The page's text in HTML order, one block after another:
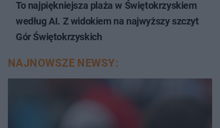
To najpiękniejsza plaża w Świętokrzyskiem
według AI. Z widokiem na najwyższy szczyt
Gór Świętokrzyskich
NAJNOWSZE NEWSY: